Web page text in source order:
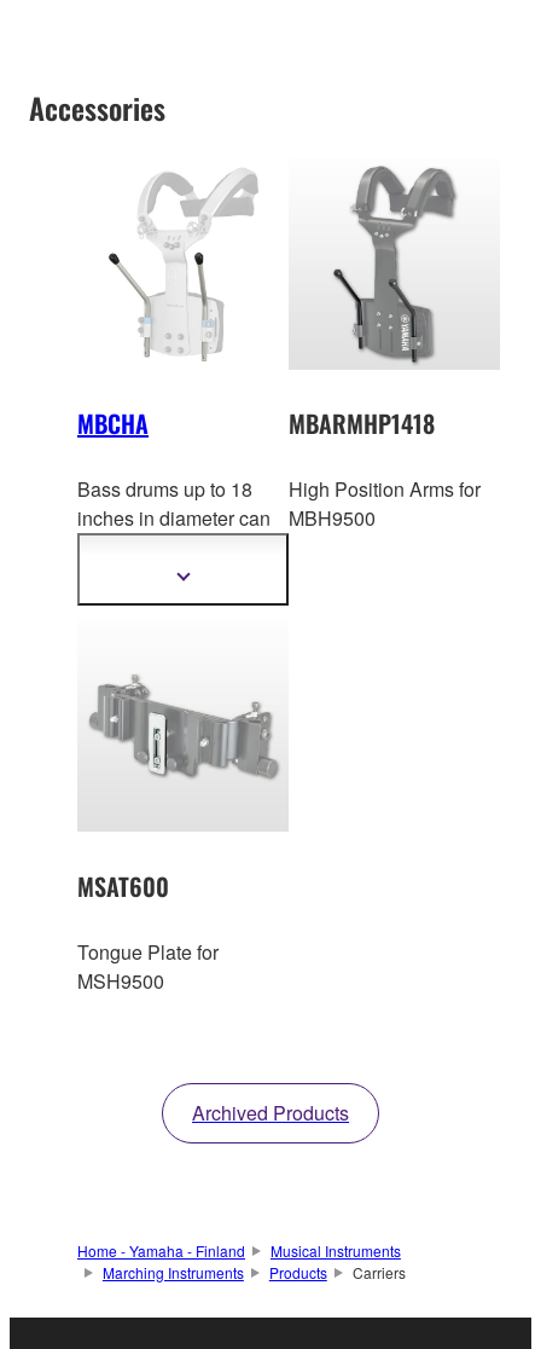
Accessories
MBCHA
Bass drums up to 18
inches in diameter can
sition using the
MBCHA high position
Show
MBARMHP1418
High Position Arms for
MBH9500
MSAT600
Tongue Plate for
MSH9500
Archived Products
Home - Yamaha - Finland
Musical Instruments
Marching Instruments
Products Carriers